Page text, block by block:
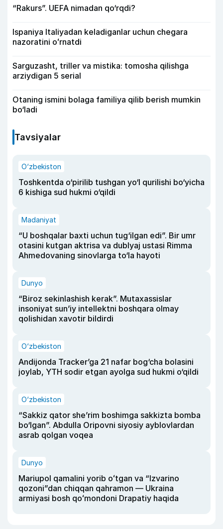
“Rakurs”. UEFA nimadan qo‘rqdi?
Ispaniya Italiyadan keladiganlar uchun chegara
nazoratini oʻrnatdi
Sarguzasht, triller va mistika: tomosha qilishga
arziydigan 5 serial
Otaning ismini bolaga familiya qilib berish mumkin
bo‘ladi
Tavsiyalar
O‘zbekiston
Toshkentda o‘pirilib tushgan yo‘l qurilishi bo‘yicha
6 kishiga sud hukmi o‘qildi
Madaniyat
“U boshqalar baxti uchun tug‘ilgan edi”. Bir umr
otasini kutgan aktrisa va dublyaj ustasi Rimma
Ahmedovaning sinovlarga to‘la hayoti
Dunyo
“Biroz sekinlashish kerak”. Mutaxassislar
insoniyat sun’iy intellektni boshqara olmay
qolishidan xavotir bildirdi
O‘zbekiston
Andijonda Tracker’ga 21 nafar bog‘cha bolasini
joylab, YTH sodir etgan ayolga sud hukmi o‘qildi
O‘zbekiston
“Sakkiz qator she’rim boshimga sakkizta bomba
bo‘lgan”. Abdulla Oripovni siyosiy ayblovlardan
asrab qolgan voqea
Dunyo
Mariupol qamalini yorib oʻtgan va “Izvarino
qozoni”dan chiqqan qahramon — Ukraina
armiyasi bosh qoʻmondoni Drapatiy haqida